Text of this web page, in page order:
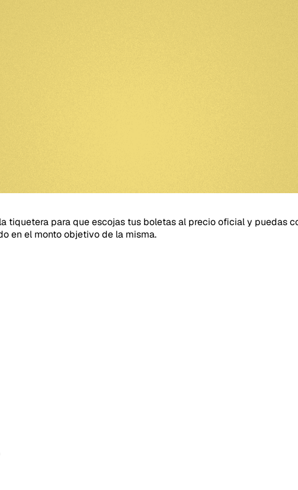
tiquetera para que escojas tus boletas al precio oficial y puedas
en el monto objetivo de la misma.